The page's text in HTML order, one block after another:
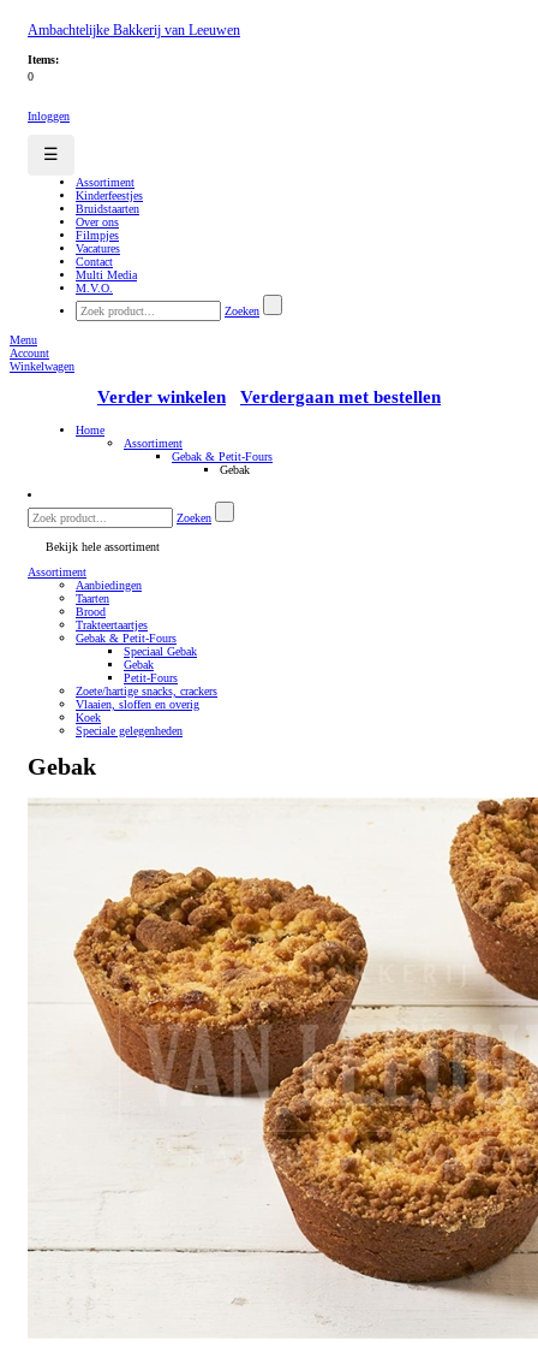
Ambachtelijke Bakkerij van Leeuwen
Items:
0
Inloggen
☰
Assortiment
Kinderfeestjes
Bruidstaarten
Over ons
Filmpjes
Vacatures
Contact
Multi Media
M.V.O.
Zoeken
Menu
Account
Winkelwagen
Verder winkelen Verdergaan met bestellen
Home
Assortiment
Gebak & Petit-Fours
Gebak
Zoeken
Bekijk hele assortiment
Assortiment
Aanbiedingen
Taarten
Brood
Trakteertaartjes
Gebak & Petit-Fours
Speciaal Gebak
Gebak
Petit-Fours
Zoete/hartige snacks, crackers
Vlaaien, sloffen en overig
Koek
Speciale gelegenheden
Gebak